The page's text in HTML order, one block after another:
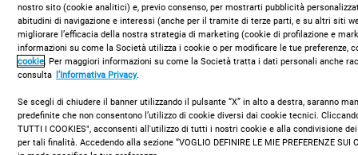
Tecnologia avanzata
nostro sito (cookie analitici) e, previo consenso, per mostrarti pubblicità
abitudini di navigazione e interessi (anche per il tramite di terze parti, e su altri siti
migliorare l’efficacia della nostra strategia di marketing (cookie di profilazione e
informazioni su come la Società utilizza i cookie o per modificare le tue preferenze,
cookie. Per maggiori informazioni su come la Società tratta i dati personali anche
consulta l’Informativa Privacy.
Se scegli di chiudere il banner utilizzando il pulsante “X” in alto a destra, saranno
predefinite che non consentono l’utilizzo di cookie diversi dai cookie tecnici.
TUTTI I COOKIES", acconsenti all'utilizzo di tutti i nostri cookie e alla condivisione
per tali finalità. Accedendo alla sezione “VOGLIO DEFINIRE LE MIE PREFERENZE SUI